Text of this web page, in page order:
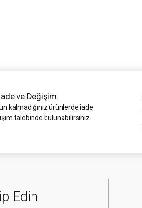
ve Değişim
kalmadığınız ürünlerde iade
talebinde bulunabilirsiniz.
Edin